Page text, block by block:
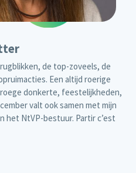
de top-zoveels, de
Een altijd roerige
donkerte, feestelijkheden,
valt ook samen met mijn
het NtVP-bestuur. Partir c’est